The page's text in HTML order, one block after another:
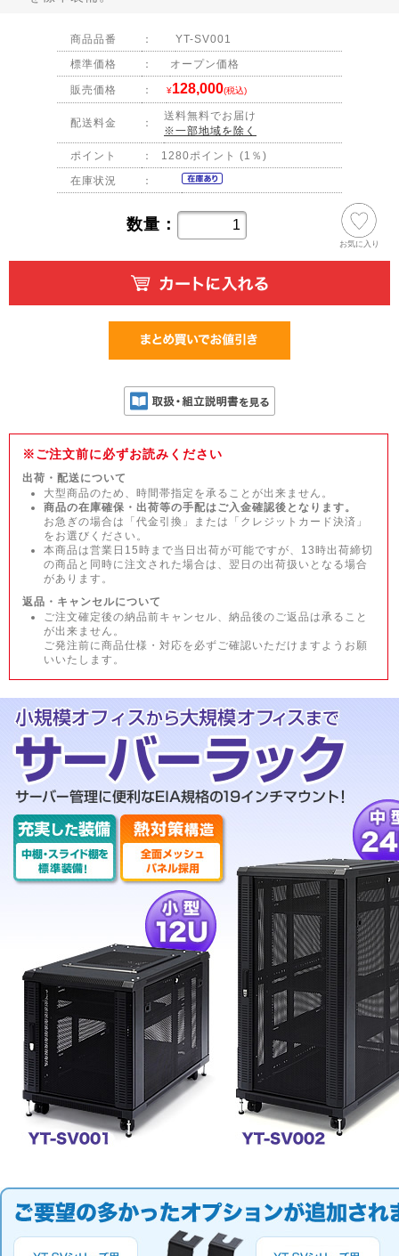
商品品番 ： YT-SV001
標準価格 ： オープン価格
販売価格 ： ¥128,000(税込)
配送料金 ：
送料無料でお届け
※一部地域を除く
ポイント ： 1280ポイント (1％)
在庫状況 ：
数量：
お気に入り
※ご注文前に必ずお読みください
出荷・配送について
大型商品のため、時間帯指定を承ることが出来ません。
商品の在庫確保・出荷等の手配はご入金確認後となります。
お急ぎの場合は「代金引換」または「クレジットカード決済」
をお選びください。
本商品は営業日15時まで当日出荷が可能ですが、13時出荷締切
の商品と同時に注文された場合は、翌日の出荷扱いとなる場合
があります。
返品・キャンセルについて
ご注文確定後の納品前キャンセル、納品後のご返品は承ること
が出来ません。
ご発注前に商品仕様・対応を必ずご確認いただけますようお願
いいたします。